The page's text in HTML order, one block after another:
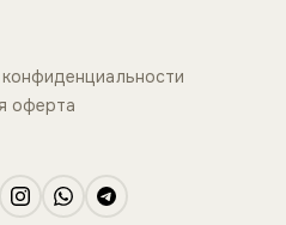
оферта